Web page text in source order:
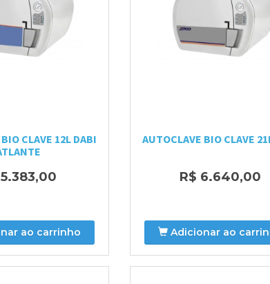
CLAVE 12L DABI
ao carrinho
AUTOCLAVE BIO CLAVE
R$ 6.640,00
Adicionar ao